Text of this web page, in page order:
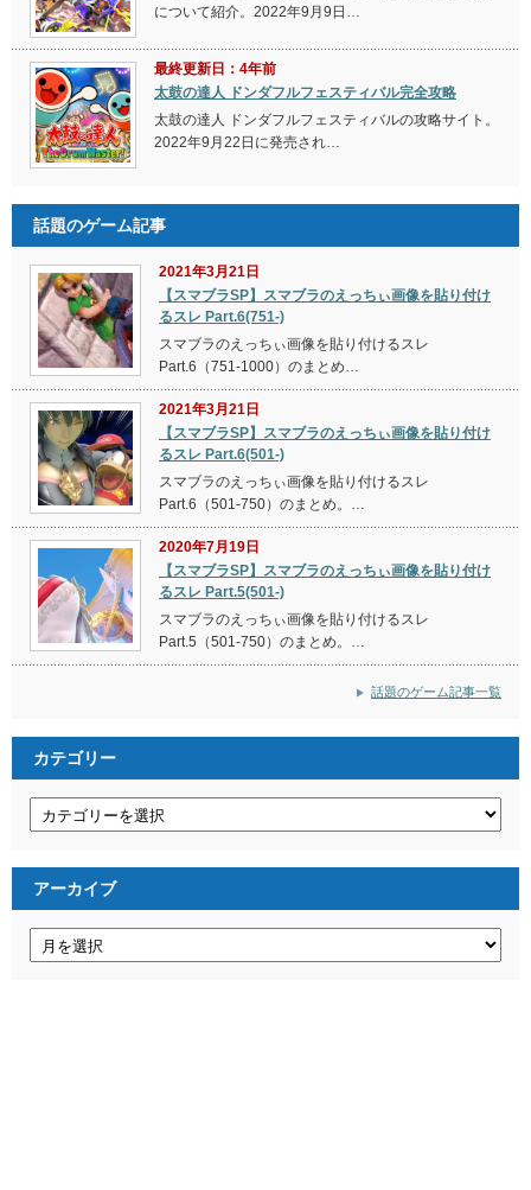
について紹介。2022年9月9日…
最終更新日：4年前
太鼓の達人 ドンダフルフェスティバル完全攻略
太鼓の達人 ドンダフルフェスティバルの攻略サイト。
2022年9月22日に発売され…
話題のゲーム記事
2021年3月21日
【スマブラSP】スマブラのえっちぃ画像を貼り付け
るスレ Part.6(751-)
スマブラのえっちぃ画像を貼り付けるスレ
Part.6（751-1000）のまとめ…
2021年3月21日
【スマブラSP】スマブラのえっちぃ画像を貼り付け
るスレ Part.6(501-)
スマブラのえっちぃ画像を貼り付けるスレ
Part.6（501-750）のまとめ。…
2020年7月19日
【スマブラSP】スマブラのえっちぃ画像を貼り付け
るスレ Part.5(501-)
スマブラのえっちぃ画像を貼り付けるスレ
Part.5（501-750）のまとめ。…
話題のゲーム記事一覧
カテゴリー
アーカイブ